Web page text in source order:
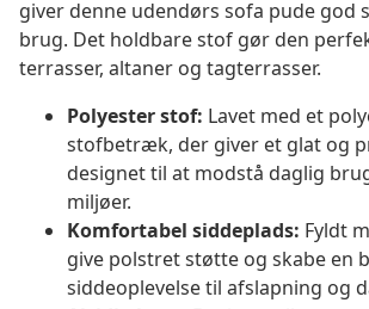
giver denne udendørs sofa pude god
brug. Det holdbare stof gør den
terrasser, altaner og tagterrasser.
Polyester stof: Lavet med et
stofbetræk, der giver et glat og
designet til at modstå daglig
miljøer.
Komfortabel siddeplads: Fyldt
give polstret støtte og skabe en
siddeoplevelse til afslapning og